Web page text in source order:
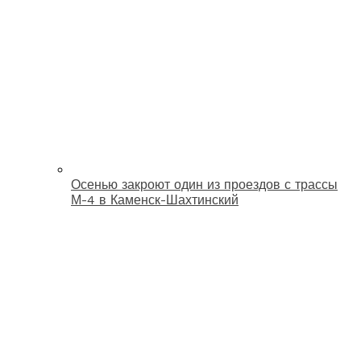
Осенью закроют один из проездов с трассы
М-4 в Каменск-Шахтинский